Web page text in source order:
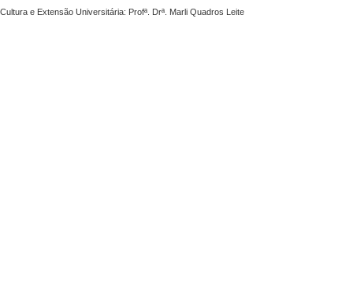
Cultura e Extensão Universitária: Profª. Drª. Marli Quadros Leite